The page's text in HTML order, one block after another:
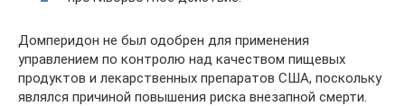
Домперидон не был одобрен для применения
управлением по контролю над качеством пищевых
продуктов и лекарственных препаратов США, поскольку
являлся причиной повышения риска внезапной смерти.